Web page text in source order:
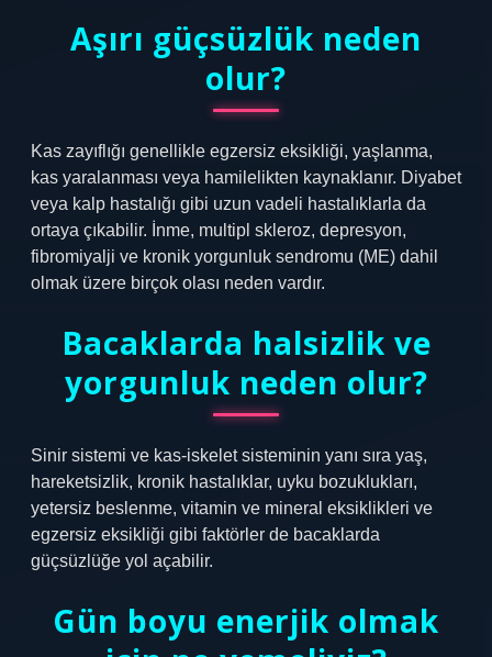
Aşırı güçsüzlük neden
olur?
Kas zayıflığı genellikle egzersiz eksikliği, yaşlanma,
kas yaralanması veya hamilelikten kaynaklanır. Diyabet
veya kalp hastalığı gibi uzun vadeli hastalıklarla da
ortaya çıkabilir. İnme, multipl skleroz, depresyon,
fibromiyalji ve kronik yorgunluk sendromu (ME) dahil
olmak üzere birçok olası neden vardır.
Bacaklarda halsizlik ve
yorgunluk neden olur?
Sinir sistemi ve kas-iskelet sisteminin yanı sıra yaş,
hareketsizlik, kronik hastalıklar, uyku bozuklukları,
yetersiz beslenme, vitamin ve mineral eksiklikleri ve
egzersiz eksikliği gibi faktörler de bacaklarda
güçsüzlüğe yol açabilir.
Gün boyu enerjik olmak